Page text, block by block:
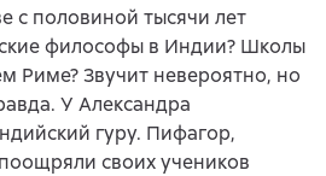
с половиной тысячи лет
философы в Индии? Школы
Риме? Звучит невероятно, но
У Александра
гуру. Пифагор,
своих учеников